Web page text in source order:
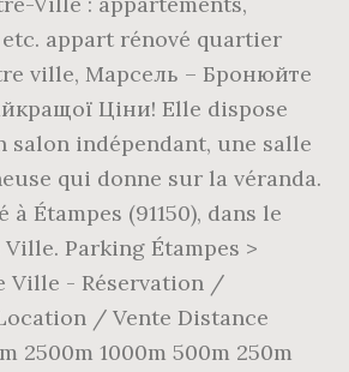
appart rénové quartier
ville, Марсель – Бронюйте
Ціни! Elle dispose
salon indépendant, une salle
qui donne sur la véranda.
Étampes (91150), dans le
Parking Étampes >
Ville - Réservation /
/ Vente Distance
2500m 1000m 500m 250m